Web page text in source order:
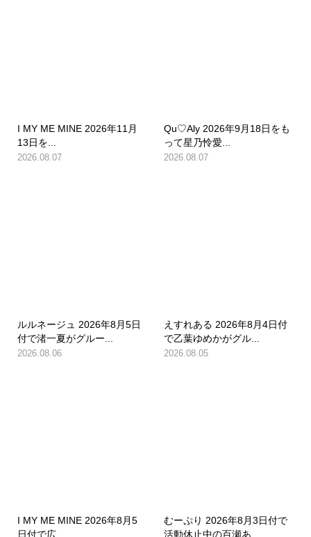
I MY ME MINE 2026年11月
13日を...
2026.08.07
Qu♡Aly 2026年9月18日をも
って星乃怜愛...
2026.08.07
ルルネージュ 2026年8月5日
付で渚一夏がグルー...
2026.08.06
えすれある 2026年8月4日付
で乙葉ゆめかがグル...
2026.08.05
I MY ME MINE 2026年8月5
日付で広...
むーぷり 2026年8月3日付で
活動休止中の百瀬あ...